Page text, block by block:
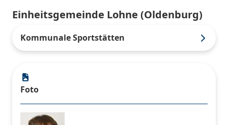
Einheitsgemeinde Lohne (Oldenburg)
Kommunale Sportstätten
Foto